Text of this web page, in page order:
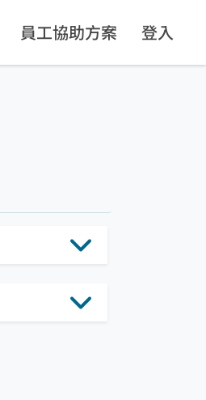
員工協助方案 登入